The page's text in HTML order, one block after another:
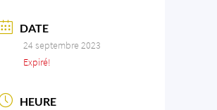
DATE
24 septembre 2023
Expiré!
HEURE